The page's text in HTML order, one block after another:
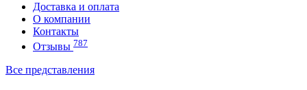
Доставка и оплата
О компании
Контакты
Отзывы 787
Все представления